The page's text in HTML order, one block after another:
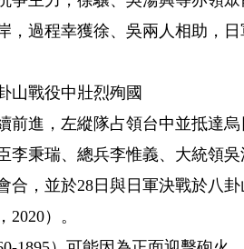
，過程幸獲徐、吳兩人相助，日
山戰役中壯烈殉國
前進，左縱隊占領台中並抵達
李秉瑞、總兵李惟義、大統領
合，並於28日與日軍決戰於八
2020）。